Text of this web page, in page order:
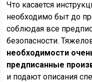
Что касается
необходимо быт до
соблюдая все
безопасности.
необходимости
предписанные
и подают описания